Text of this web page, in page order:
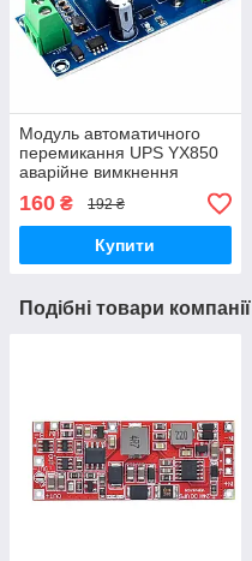
Модуль автоматичного
перемикання UPS YХ850
аварійне вимкнення
живлення від 5V до 48V
160 ₴ 192 ₴
Купити
Подібні товари компанії